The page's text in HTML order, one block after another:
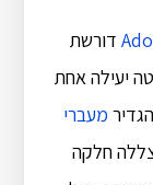
דורשת
יעילה אחת
מעברי
חלקה